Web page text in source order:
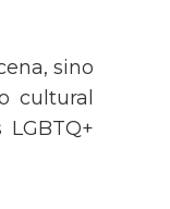
sino
cultural